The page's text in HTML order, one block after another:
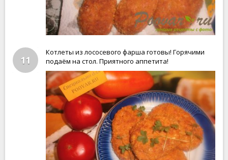
11
Котлеты из лососевого фарша готовы! Горячими
подаём на стол. Приятного аппетита!